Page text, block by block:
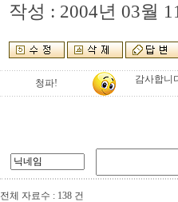
작성 : 2004년 03월
청파! 감사합니
전체 자료수 : 138 건